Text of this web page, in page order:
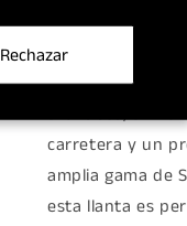
Rechazar
Descubre la
105H
, un
excelente
silencioso, un
carretera y un
amplia gama de
esta llanta es